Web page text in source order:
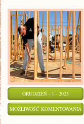
GRUDZIEŃ - 1 - 2025
MOŻLIWOŚĆ KOMENTOWANIA